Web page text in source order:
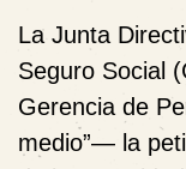
La Junta
Seguro Social
Gerencia de
medio”— la